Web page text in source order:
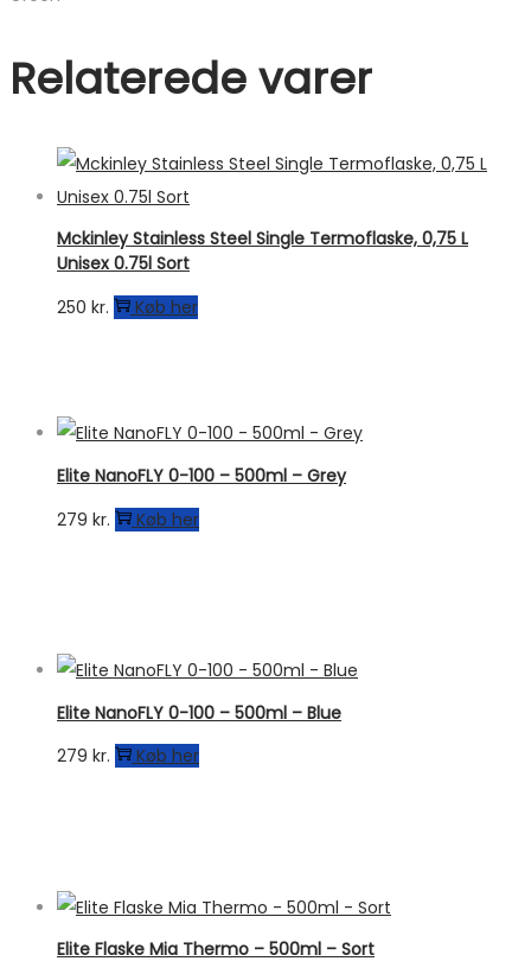
Relaterede varer
Mckinley Stainless Steel Single Termoflaske, 0,75 L
Unisex 0.75l Sort
250 kr. Køb her
Elite NanoFLY 0-100 – 500ml – Grey
279 kr. Køb her
Elite NanoFLY 0-100 – 500ml – Blue
279 kr. Køb her
Elite Flaske Mia Thermo – 500ml – Sort